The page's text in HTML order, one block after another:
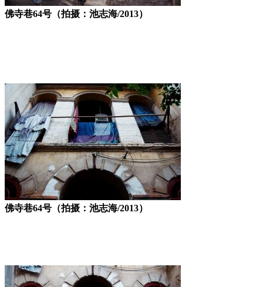
佛寺巷64号（拍摄：池志海/2013）
佛寺巷64号（拍摄：池志海/2013）